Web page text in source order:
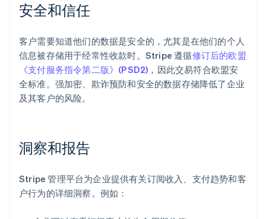
安全和信任
客户需要知道他们的数据是安全的，尤其是在他们的个人
信息被存储用于经常性收款时。Stripe 遵循修订后的欧盟
《支付服务指令第二版》(PSD2) ，因此交易符合欧盟安
全标准。强加密、欺诈预防和安全的数据存储降低了企业
及其客户的风险。
洞察和报告
Stripe 管理平台为企业提供有关订阅收入、支付趋势和客
户行为的详细洞察。例如：
阿联酋
爱尔兰
English
爱沙尼亚